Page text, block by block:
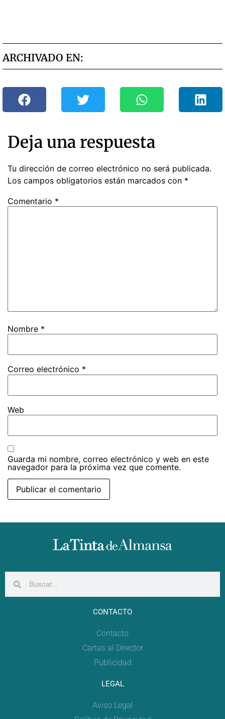
ARCHIVADO EN:
Deja una respuesta
Tu dirección de correo electrónico no será publicada.
Los campos obligatorios están marcados con *
Comentario *
Nombre *
Correo electrónico *
Web
Guarda mi nombre, correo electrónico y web en este
navegador para la próxima vez que comente.
CONTACTO
Contacto
Cartas al Director
Publicidad
LEGAL
Aviso Legal